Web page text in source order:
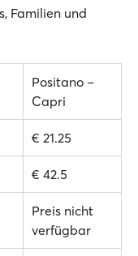
Familien und
Positano –
Capri
€ 21.25
€ 42.5
Preis nicht
verfügbar